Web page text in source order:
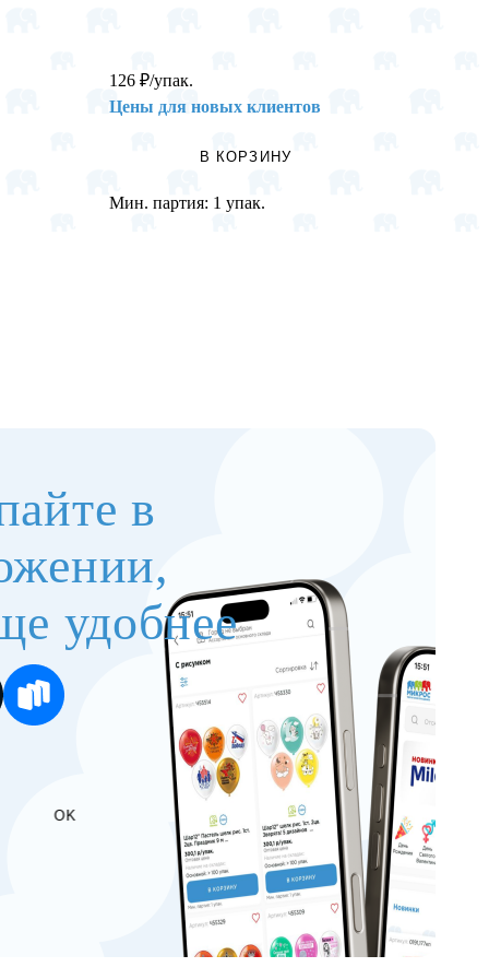
126₽/упак.
Цены для новых клиентов
В КОРЗИНУ
Мин. партия: 1 упак.
OK
в
удобнее